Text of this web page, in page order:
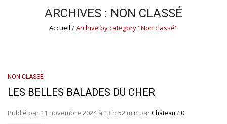
ARCHIVES : NON CLASSÉ
Accueil /Archive by category "Non classé"
NON CLASSÉ
LES BELLES BALADES DU CHER
Publié par 11 novembre 2024 à 13 h 52 min par Château / 0